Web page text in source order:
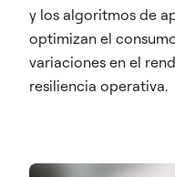
y los algoritmos de
optimizan el
variaciones en el
resiliencia operativa.